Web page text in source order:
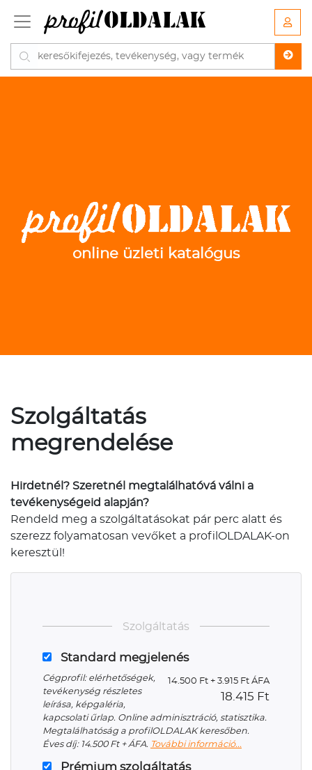
online üzleti katalógus
Szolgáltatás
megrendelése
Hirdetnél? Szeretnél megtalálhatóvá válni a
tevékenységeid alapján?
Rendeld meg a szolgáltatásokat pár perc alatt és
szerezz folyamatosan vevőket a profilOLDALAK-on
keresztül!
Szolgáltatás
Standard megjelenés
14.500 Ft + 3.915 Ft ÁFA
18.415 Ft
Cégprofil: elérhetőségek,
tevékenység részletes
leírása, képgaléria,
kapcsolati űrlap. Online adminisztráció, statisztika.
Megtalálhatóság a profilOLDALAK keresőben.
Éves díj: 14.500 Ft + ÁFA. További információ...
Prémium szolgáltatás